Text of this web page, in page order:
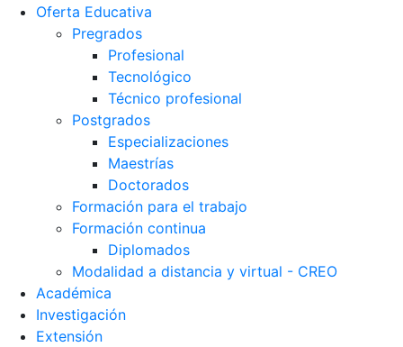
Oferta Educativa
Pregrados
Profesional
Tecnológico
Técnico profesional
Postgrados
Especializaciones
Maestrías
Doctorados
Formación para el trabajo
Formación continua
Diplomados
Modalidad a distancia y virtual - CREO
Académica
Investigación
Extensión